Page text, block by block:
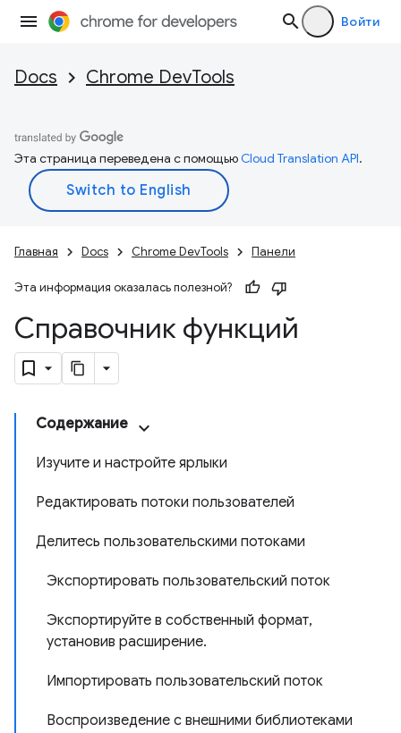
Войти
Docs Chrome DevTools
Эта страница переведена с помощьюCloud Translation API.
Главная Docs Chrome DevTools Панели
Эта информация оказалась полезной?
Справочник функций
Содержание
Изучите и настройте ярлыки
Редактировать потоки пользователей
Делитесь пользовательскими потоками
Экспортировать пользовательский поток
Экспортируйте в собственный формат,
установив расширение.
Импортировать пользовательский поток
Воспроизведение с внешними библиотеками